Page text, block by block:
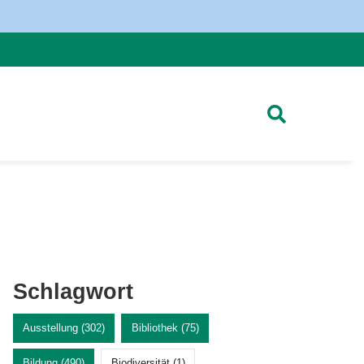
Schlagwort
Ausstellung (302) Bibliothek (75)